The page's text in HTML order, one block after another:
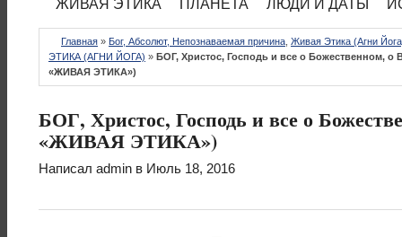
ЖИВАЯ ЭТИКА
ПЛАНЕТА ЛЮДИ И ДАТЫ
Главная » Бог, Абсолют, Непознаваемая причина Живая Этика (Агни
ЭТИКА (АГНИ ЙОГА) » БОГ, Христос, Господь и все о Божественном, о
«ЖИВАЯ ЭТИКА»)
БОГ, Христос, Господь и все о
«ЖИВАЯ ЭТИКА»)
Написал admin в Июль 18, 2016